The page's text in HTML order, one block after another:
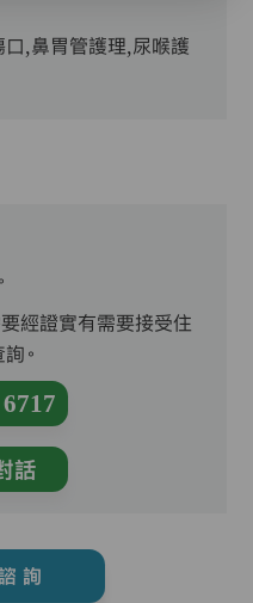
,鼻胃管護理,尿喉護
經證實有需要接受住
。
話
詢